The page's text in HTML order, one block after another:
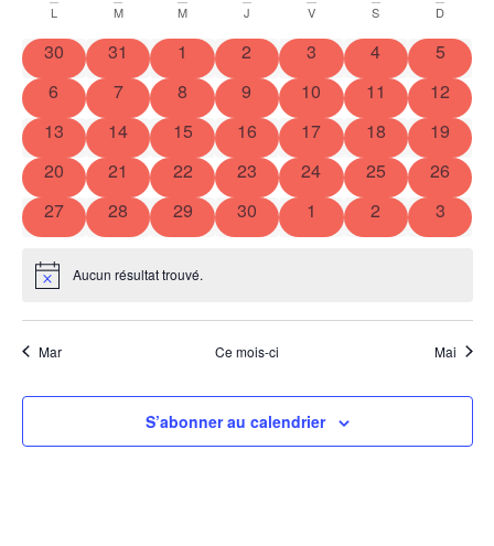
de
vues
Calendrier
de
Évènements
L M M J V S D
0 évènements
30 0 évènements
31 0 évènements
1 0 évènements
2 0 évènements
3 0 évènements
4 0
5
0 évènements
6 0 évènements
7 0 évènements
8 0 évènements
9 0 évènements
10 0 évènements
11 0
12
0 évènements
13 0 évènements
14 0 évènements
15 0 évènements
16 0 évènements
17 0 évènements
18 0
19
0 évènements
20 0 évènements
21 0 évènements
22 0 évènements
23 0 évènements
24 0 évènements
25 0
26
0 évènements
27 0 évènements
28 0 évènements
29 0 évènements
30 0 évènements
1 0 évènements
2 0
3
Notice Aucun résultat trouvé.
Mar Ce mois-ci Mai
S’abonner au calendrier